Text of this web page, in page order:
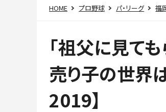
HOME プロ野球 パ・リーグ 福
「祖父に見て
売り子の世界
2019】